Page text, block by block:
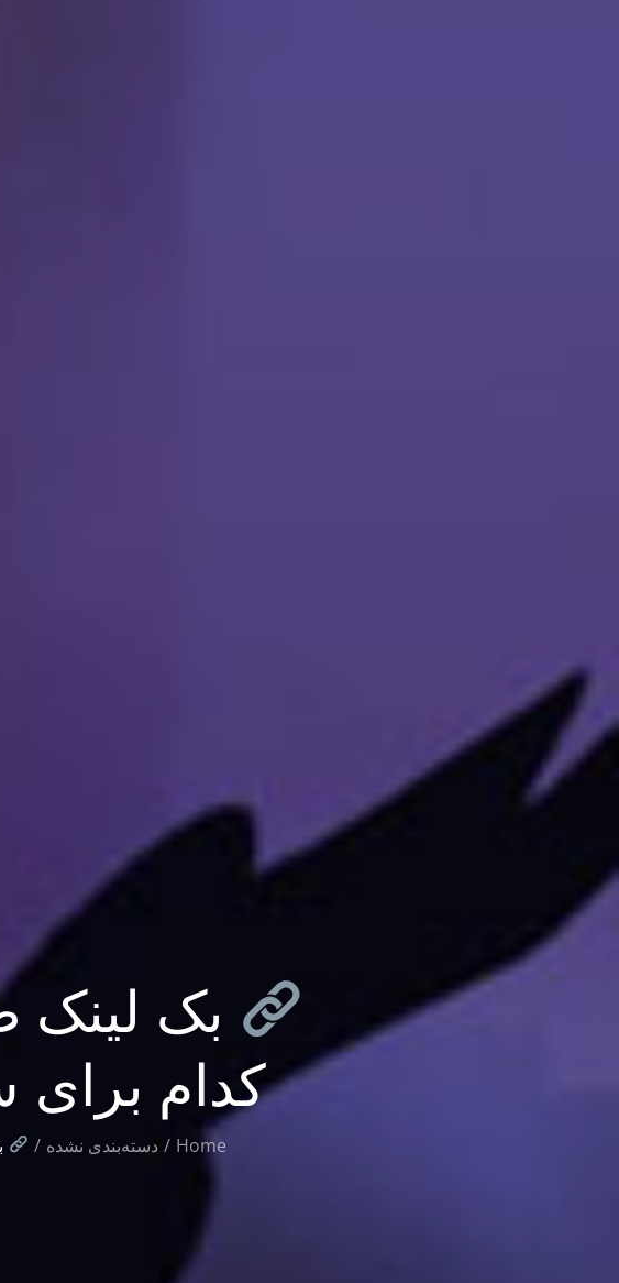
بک لینک
کدام
Home دسته‌بندی نشده